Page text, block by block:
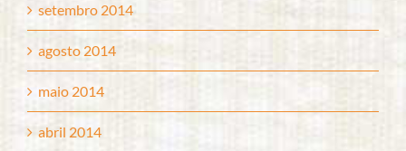
setembro 2014
agosto 2014
maio 2014
abril 2014